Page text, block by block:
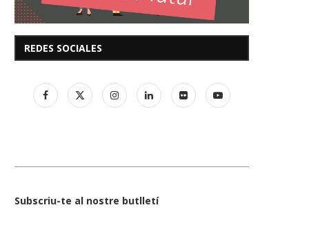
REDES SOCIALES
Subscriu-te al nostre butlletí